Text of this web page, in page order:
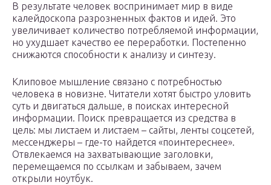
В результате человек воспринимает мир в виде
калейдоскопа разрозненных фактов и идей. Это
увеличивает количество потребляемой информации,
но ухудшает качество ее переработки. Постепенно
снижаются способности к анализу и синтезу.
Клиповое мышление связано с потребностью
человека в новизне. Читатели хотят быстро уловить
суть и двигаться дальше, в поисках интересной
информации. Поиск превращается из средства в
цель: мы листаем и листаем – сайты, ленты соцсетей,
мессенджеры – где-то найдется «поинтереснее».
Отвлекаемся на захватывающие заголовки,
перемещаемся по ссылкам и забываем, зачем
открыли ноутбук.